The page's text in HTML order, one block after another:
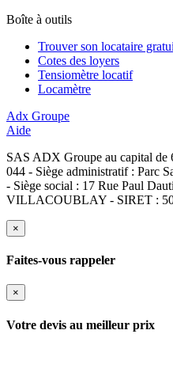
Boîte à outils
Trouver son locataire
Cotes des loyers
Tensiomètre locatif
Locamètre
Adx Groupe
Aide
SAS ADX Groupe au capital de
044 - Siège administratif : Parc
- Siège social : 17 Rue Paul
VILLACOUBLAY - SIRET :
×
Faites-vous rappeler
×
Votre devis au meilleur prix